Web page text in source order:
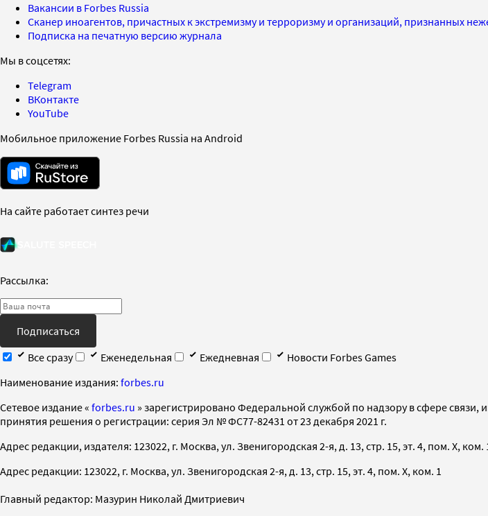
Вакансии в Forbes Russia
Сканер иноагентов, причастных к экстремизму и терроризму и организаций, признанных
Подписка на печатную версию журнала
Мы в соцсетях:
Telegram
ВКонтакте
YouTube
Мобильное приложение Forbes Russia на Android
На сайте работает синтез речи
Рассылка:
Подписаться
Все сразу
Еженедельная Ежедневная
Новости Forbes Games
Наименование издания: forbes.ru
Cетевое издание « forbes.ru » зарегистрировано Федеральной службой по надзору в сфере
принятия решения о регистрации: серия Эл № ФС77-82431 от 23 декабря 2021 г.
Адрес редакции, издателя: 123022, г. Москва, ул. Звенигородская 2-я, д. 13, стр. 15, эт. 4, пом. X, ком.
Адрес редакции: 123022, г. Москва, ул. Звенигородская 2-я, д. 13, стр. 15, эт. 4, пом. X, ком. 1
Главный редактор: Мазурин Николай Дмитриевич